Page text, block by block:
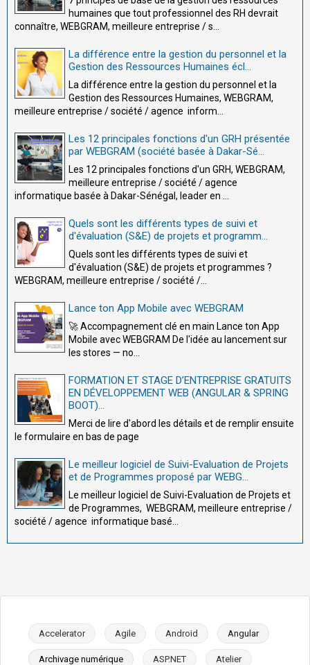
humaines que tout professionnel des RH devrait
connaître, WEBGRAM, meilleure entreprise / s...
La différence entre la gestion du personnel et la
Gestion des Ressources Humaines écl...
La différence entre la gestion du personnel et la
Gestion des Ressources Humaines, WEBGRAM,
meilleure entreprise / société / agence inform...
Les 12 principales fonctions d'un GRH présentée
par WEBGRAM (société basée à Dakar-Sé...
Les 12 principales fonctions d'un GRH, WEBGRAM,
meilleure entreprise / société / agence
informatique basée à Dakar-Sénégal, leader en ...
Quels sont les différents types de suivi et
d'évaluation (S&E) de projets et programm...
Quels sont les différents types de suivi et
d'évaluation (S&E) de projets et programmes ?
WEBGRAM, meilleure entreprise / société /...
Lance ton App Mobile avec WEBGRAM
🚀 Accompagnement clé en main Lance ton App
Mobile avec WEBGRAM De l'idée au lancement sur
les stores — no...
FORMATION ET STAGE D’ENTREPRISE GRATUITS
EN DÉVELOPPEMENT WEB (ANGULAR & SPRING
BOOT)...
Merci de lire d'abord les détails et de remplir ensuite
le formulaire en bas de page
Le meilleur logiciel de Suivi-Evaluation de Projets
et de Programmes proposé par WEBG...
Le meilleur logiciel de Suivi-Evaluation de Projets et
de Programmes, WEBGRAM, meilleure entreprise /
société / agence informatique basé...
Accelerator Agile Android Angular
Archivage numérique ASP.NET Atelier